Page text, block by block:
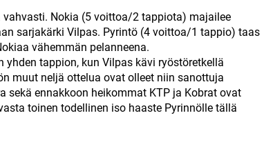
Nokia (5 voittoa/2 tappiota) majailee
sarjakärki Vilpas. Pyrintö (4 voittoa/1 tappio) taas
vähemmän pelanneena.
tappion, kun Vilpas kävi ryöstöretkellä
muut neljä ottelua ovat olleet niin sanottuja
sekä ennakkoon heikommat KTP ja Kobrat ovat
toinen todellinen iso haaste Pyrinnölle tällä